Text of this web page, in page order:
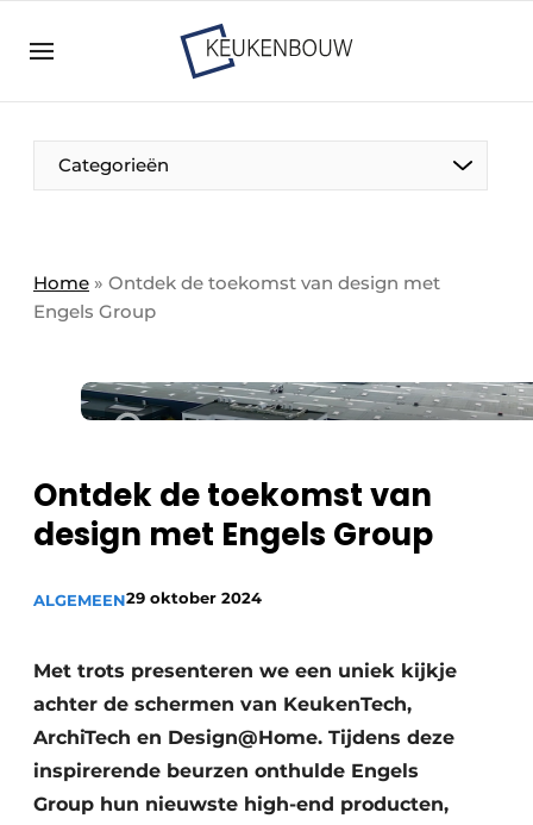
Bedrijven
Bedrijven
Direct contact
Evenement aanmelden
in de keuken-, woon-, en badkamerbranche
Meest gelezen
Podcasts
Privacy / Cookie statement
Categorieën
Home » Ontdek de toekomst van design met
Engels Group
Ontdek de toekomst van
design met Engels Group
ALGEMEEN29 oktober 2024
Met trots presenteren we een uniek kijkje
achter de schermen van KeukenTech,
ArchiTech en Design@Home. Tijdens deze
inspirerende beurzen onthulde Engels
Group hun nieuwste high-end producten,